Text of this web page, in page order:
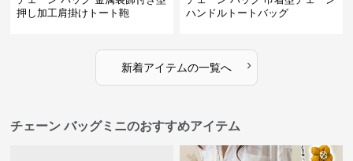
押し加工肩掛けトート鞄
ハンドルトートバッグ
新着アイテムの一覧へ ›
チェーン バッグミニのおすすめアイテム